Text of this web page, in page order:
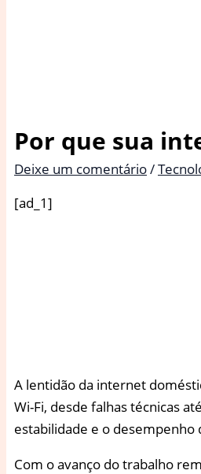
Por que sua
Deixe um comentário/
[ad_1]
A lentidão da internet
Wi-Fi, desde falhas técnicas
estabilidade e o desempenho
Com o avanço do trabalho